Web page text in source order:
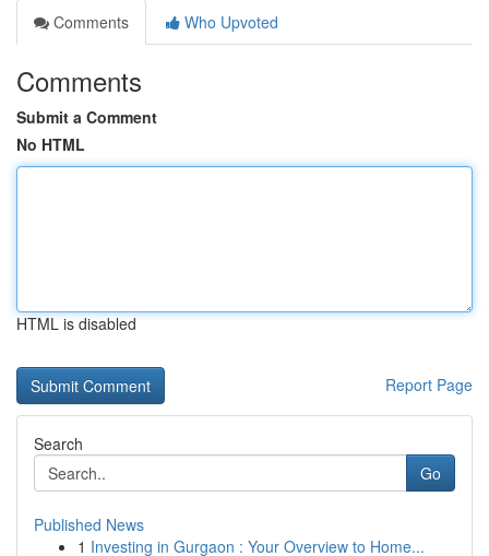
Comments
Who Upvoted
Comments
Submit a Comment
No HTML
HTML is disabled
Report Page
Search
Go
Published News
1 Investing in Gurgaon : Your Overview to Home...